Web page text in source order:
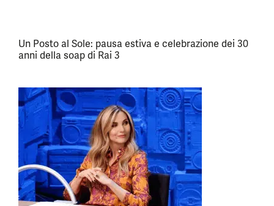
Un Posto al Sole: pausa estiva e celebrazione dei 30
anni della soap di Rai 3